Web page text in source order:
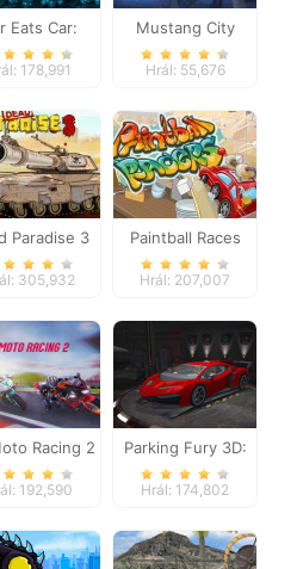
Eats Car:
178,991
Mustang City
Driver
Hrál: 55,676
Paradise 3
305,932
Paintball Races
Hrál: 207,007
Racing 2
192,590
Parking Fury 3D:
Night Thief
Hrál: 174,802